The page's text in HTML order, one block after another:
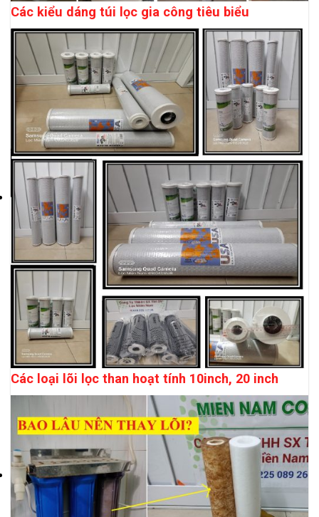
Các kiểu dáng túi lọc gia công tiêu biểu
Các loại lõi lọc than hoạt tính 10inch, 20 inch